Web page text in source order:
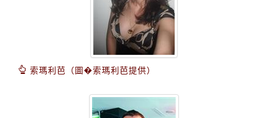
索瑪利芭（圖�索瑪利芭提供）